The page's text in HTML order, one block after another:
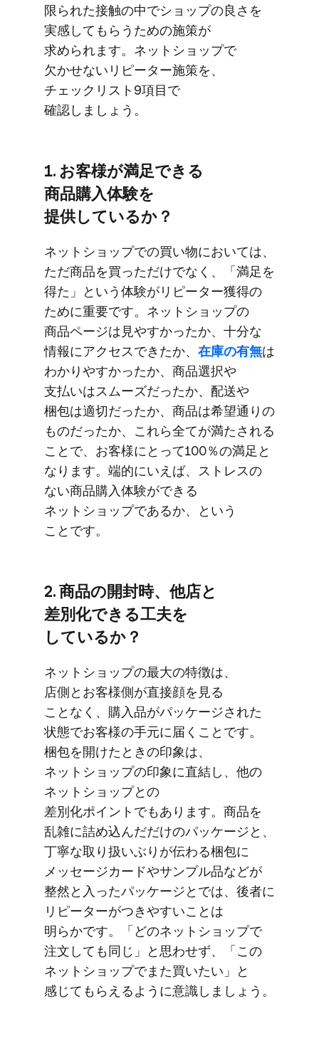
限られた​接触の​中で​ショップの​良さを​
実感して​もらう​ための​施策が​
求められます。​ネットショップで​
欠かせない​リピーター施策を、​
チェックリスト9項目で​
確認しましょう。
1. お客様が​満足できる​
商品購入体験を​
提供しているか？
ネットショップでの​買い物に​おいては、​
ただ商品を​買っただけでなく、​「満足を​
得た」と​いう​体験が​リピーター獲得の​
ために​重要です。​ネットショップの​
商品ページは​見やすかったか、​十分な​
情報に​アクセスできたか、 ​在庫の​有無は​
わかりやすかったか、​商品選択や​
支払いは​スムーズだったか、​配送や​
梱包は​適切だったか、​商品は​希望通りの​
ものだったか、​これら​全てが​満たされる​
ことで、​お客様に​とって​100％の​満足と​
なります。​端的に​いえば、​ストレスの​
ない​商品購入体験が​できる​
ネットショップであるか、と​いう​
ことです。
2. 商品の​開封時、​他店と​
差別化できる​工夫を​
しているか？
ネットショップの​最大の​特徴は、​
店側とお客様側が​直接顔を​見る​
ことなく、​購入品が​パッケージされた​
状態で​お客様の​手元に​届く​ことです。​
梱包を​開けた​ときの​印象は、​
ネットショップの​印象に​直結し、​他の​
ネットショップとの​
差別化ポイントでもあります。​商品を​
乱雑に​詰め込んだだけの​パッケージと、​
丁寧な​取り扱いぶりが​伝わる​梱包に​
メッセージカードや​サンプル品などが​
整然と​入った​パッケージとでは、​後者に​
リピーターが​つきやすい​ことは​
明らかです。​「どの​ネットショップで​
注文しても​同じ」と​思わせず、​「この​
ネットショップで​また​買いたい」と​
感じて​もらえるように​意識しましょう。